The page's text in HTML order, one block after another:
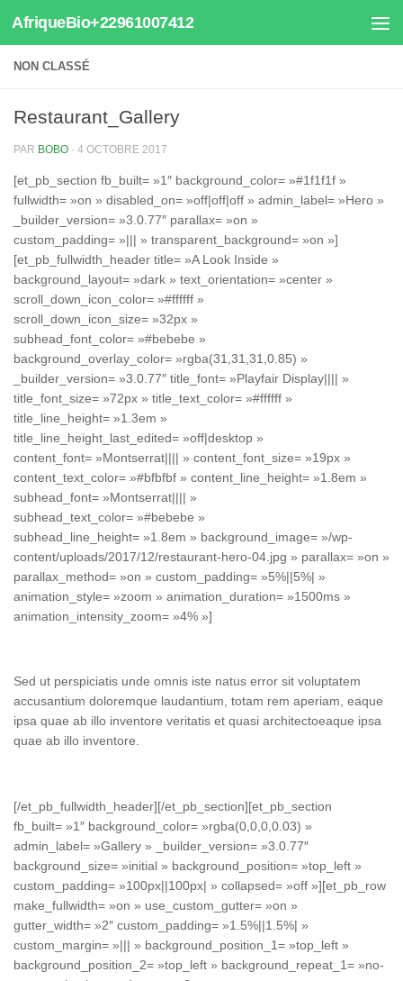
Au dessous du contenu
AfriqueBio+22961007412
NON CLASSÉ
Restaurant_Gallery
PAR BOBO · 4 OCTOBRE 2017
[et_pb_section fb_built= »1″ background_color= »#1f1f1f »
fullwidth= »on » disabled_on= »off|off|off » admin_label= »Hero »
_builder_version= »3.0.77″ parallax= »on »
custom_padding= »||| » transparent_background= »on »]
[et_pb_fullwidth_header title= »A Look Inside »
background_layout= »dark » text_orientation= »center »
scroll_down_icon_color= »#ffffff »
scroll_down_icon_size= »32px »
subhead_font_color= »#bebebe »
background_overlay_color= »rgba(31,31,31,0.85) »
_builder_version= »3.0.77″ title_font= »Playfair Display|||| »
title_font_size= »72px » title_text_color= »#ffffff »
title_line_height= »1.3em »
title_line_height_last_edited= »off|desktop »
content_font= »Montserrat|||| » content_font_size= »19px »
content_text_color= »#bfbfbf » content_line_height= »1.8em »
subhead_font= »Montserrat|||| »
subhead_text_color= »#bebebe »
subhead_line_height= »1.8em » background_image= »/wp-
content/uploads/2017/12/restaurant-hero-04.jpg » parallax= »on »
parallax_method= »on » custom_padding= »5%||5%| »
animation_style= »zoom » animation_duration= »1500ms »
animation_intensity_zoom= »4% »]
Sed ut perspiciatis unde omnis iste natus error sit voluptatem
accusantium doloremque laudantium, totam rem aperiam, eaque
ipsa quae ab illo inventore veritatis et quasi architectoeaque ipsa
quae ab illo inventore.
[/et_pb_fullwidth_header][/et_pb_section][et_pb_section
fb_built= »1″ background_color= »rgba(0,0,0,0.03) »
admin_label= »Gallery » _builder_version= »3.0.77″
background_size= »initial » background_position= »top_left »
custom_padding= »100px||100px| » collapsed= »off »][et_pb_row
make_fullwidth= »on » use_custom_gutter= »on »
gutter_width= »2″ custom_padding= »1.5%||1.5%| »
custom_margin= »||| » background_position_1= »top_left »
background_position_2= »top_left » background_repeat_1= »no-